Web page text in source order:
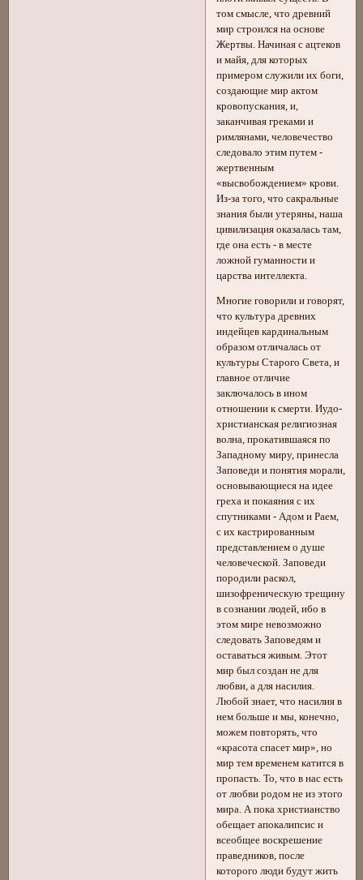
том смысле, что древний
мир строился на основе
Жертвы. Начиная с ацтеков
и майя, для которых
примером служили их боги,
создающие мир актом
кровопускания, и,
заканчивая греками и
римлянами, человечество
следовало этим путем -
жертвенным
«высвобождением» крови.
Из-за того, что сакральные
знания были утеряны, наша
цивилизация оказалась там,
где она есть - в месте
ложной гуманности и
царства интеллекта.
Многие говорили и говорят,
что культура древних
индейцев кардинальным
образом отличалась от
культуры Старого Света, и
главное отличие
заключалось в ином
отношении к смерти. Иудо-
христианская религиозная
волна, прокатившаяся по
Западному миру, принесла
Заповеди и понятия морали,
основывающиеся на идее
греха и покаяния с их
спутниками - Адом и Раем,
с их кастрированным
представлением о душе
человеческой. Заповеди
породили раскол,
шизофреническую трещину
в сознании людей, ибо в
этом мире невозможно
следовать Заповедям и
оставаться живым. Этот
мир был создан не для
любви, а для насилия.
Любой знает, что насилия в
нем больше и мы, конечно,
можем повторять, что
«красота спасет мир», но
мир тем временем катится в
пропасть. То, что в нас есть
от любви родом не из этого
мира. А пока христианство
обещает апокалипсис и
всеобщее воскрешение
праведников, после
которого люди будут жить